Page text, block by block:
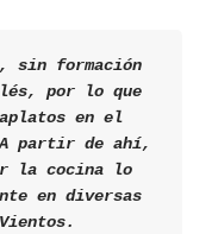
sin formación
por lo que
en el
A partir de ahí,
la cocina lo
en diversas